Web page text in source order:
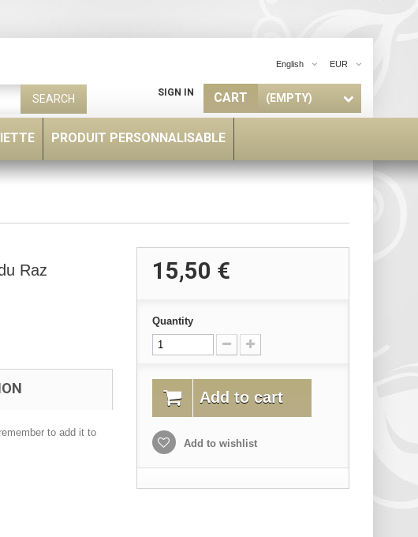
EUR
English
CART (EMPTY)
SIGN IN
SEARCH
PRODUIT PERSONNALISABLE
Raz
to add it to
15,50 €
Quantity
Add to cart
Add to wishlist